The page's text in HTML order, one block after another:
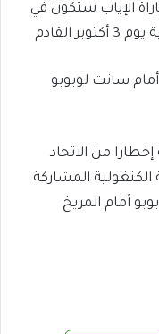
الإياب ستكون في
القادم
سانت لوبوبو
من الاتحاد
الكنغولية المشاركة
أمام المريخ